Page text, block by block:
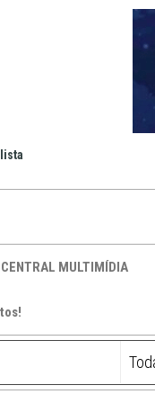
CENTRAL MULTIMÍDIA